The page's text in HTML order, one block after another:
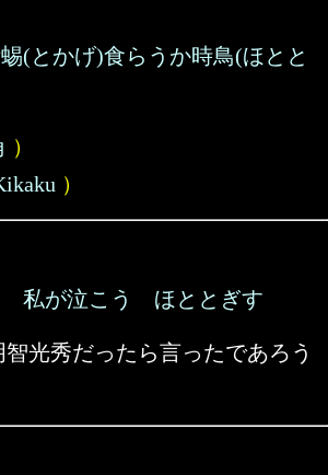
(とかげ)食らうか時鳥(ほとと
）
）
私が泣こう ほととぎす
智光秀だったら言ったであろう